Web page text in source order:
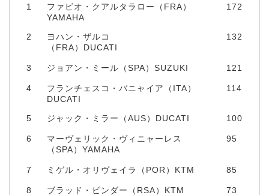
1
ファビオ・クアルタラロー（FRA）
YAMAHA
172
2
ヨハン・ザルコ
（FRA）DUCATI
132
3 ジョアン・ミール（SPA）SUZUKI 121
4
フランチェスコ・バニャイア（ITA）
DUCATI
114
5 ジャック・ミラー（AUS）DUCATI 100
6
マーヴェリック・ヴィニャーレス
（SPA）YAMAHA
95
7 ミゲル・オリヴェイラ（POR）KTM 85
8 ブラッド・ビンダー（RSA）KTM 73